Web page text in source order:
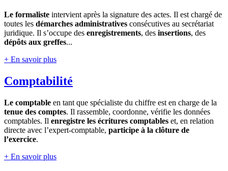
Le formaliste intervient après la signature des actes. Il est chargé de
toutes les démarches administratives consécutives au secrétariat
juridique. Il s’occupe des enregistrements, des insertions, des
dépôts aux greffes...
+ En savoir plus
Comptabilité
Le comptable en tant que spécialiste du chiffre est en charge de la
tenue des comptes. Il rassemble, coordonne, vérifie les données
comptables. Il enregistre les écritures comptables et, en relation
directe avec l’expert-comptable, participe à la clôture de
l’exercice.
+ En savoir plus